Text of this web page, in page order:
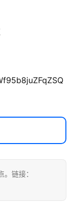
链接：